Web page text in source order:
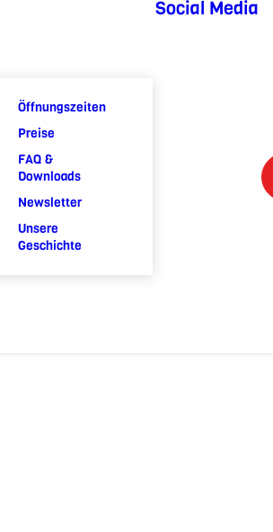
Öffnungszeiten
Preise
FAQ &
Downloads
Newsletter
Unsere
Geschichte
Social Media